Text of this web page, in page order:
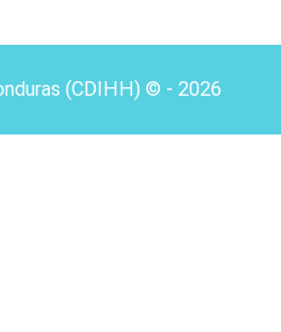
(CDIHH) © - 2026